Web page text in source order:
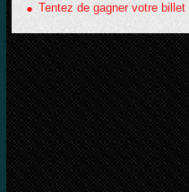
Tentez de gagner votre billet